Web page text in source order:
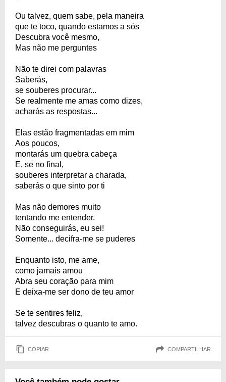
Ou talvez, quem sabe, pela maneira
que te toco, quando estamos a sós
Descubra você mesmo,
Mas não me perguntes
Não te direi com palavras
Saberás,
se souberes procurar...
Se realmente me amas como dizes,
acharás as respostas...
Elas estão fragmentadas em mim
Aos poucos,
montarás um quebra cabeça
E, se no final,
souberes interpretar a charada,
saberás o que sinto por ti
Mas não demores muito
tentando me entender.
Não conseguirás, eu sei!
Somente... decifra-me se puderes
Enquanto isto, me ame,
como jamais amou
Abra seu coração para mim
E deixa-me ser dono de teu amor
Se te sentires feliz,
talvez descubras o quanto te amo.
COPIAR COMPARTILHAR